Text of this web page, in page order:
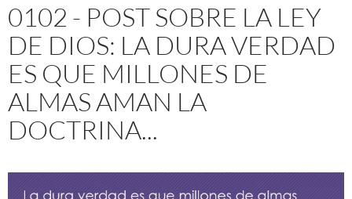
0102 - POST SOBRE LA LEY
DE DIOS: LA DURA VERDAD
ES QUE MILLONES DE
ALMAS AMAN LA
DOCTRINA...